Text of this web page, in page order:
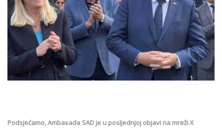
Podsjećamo, Ambasada SAD je u posljednjoj objavi na mreži X